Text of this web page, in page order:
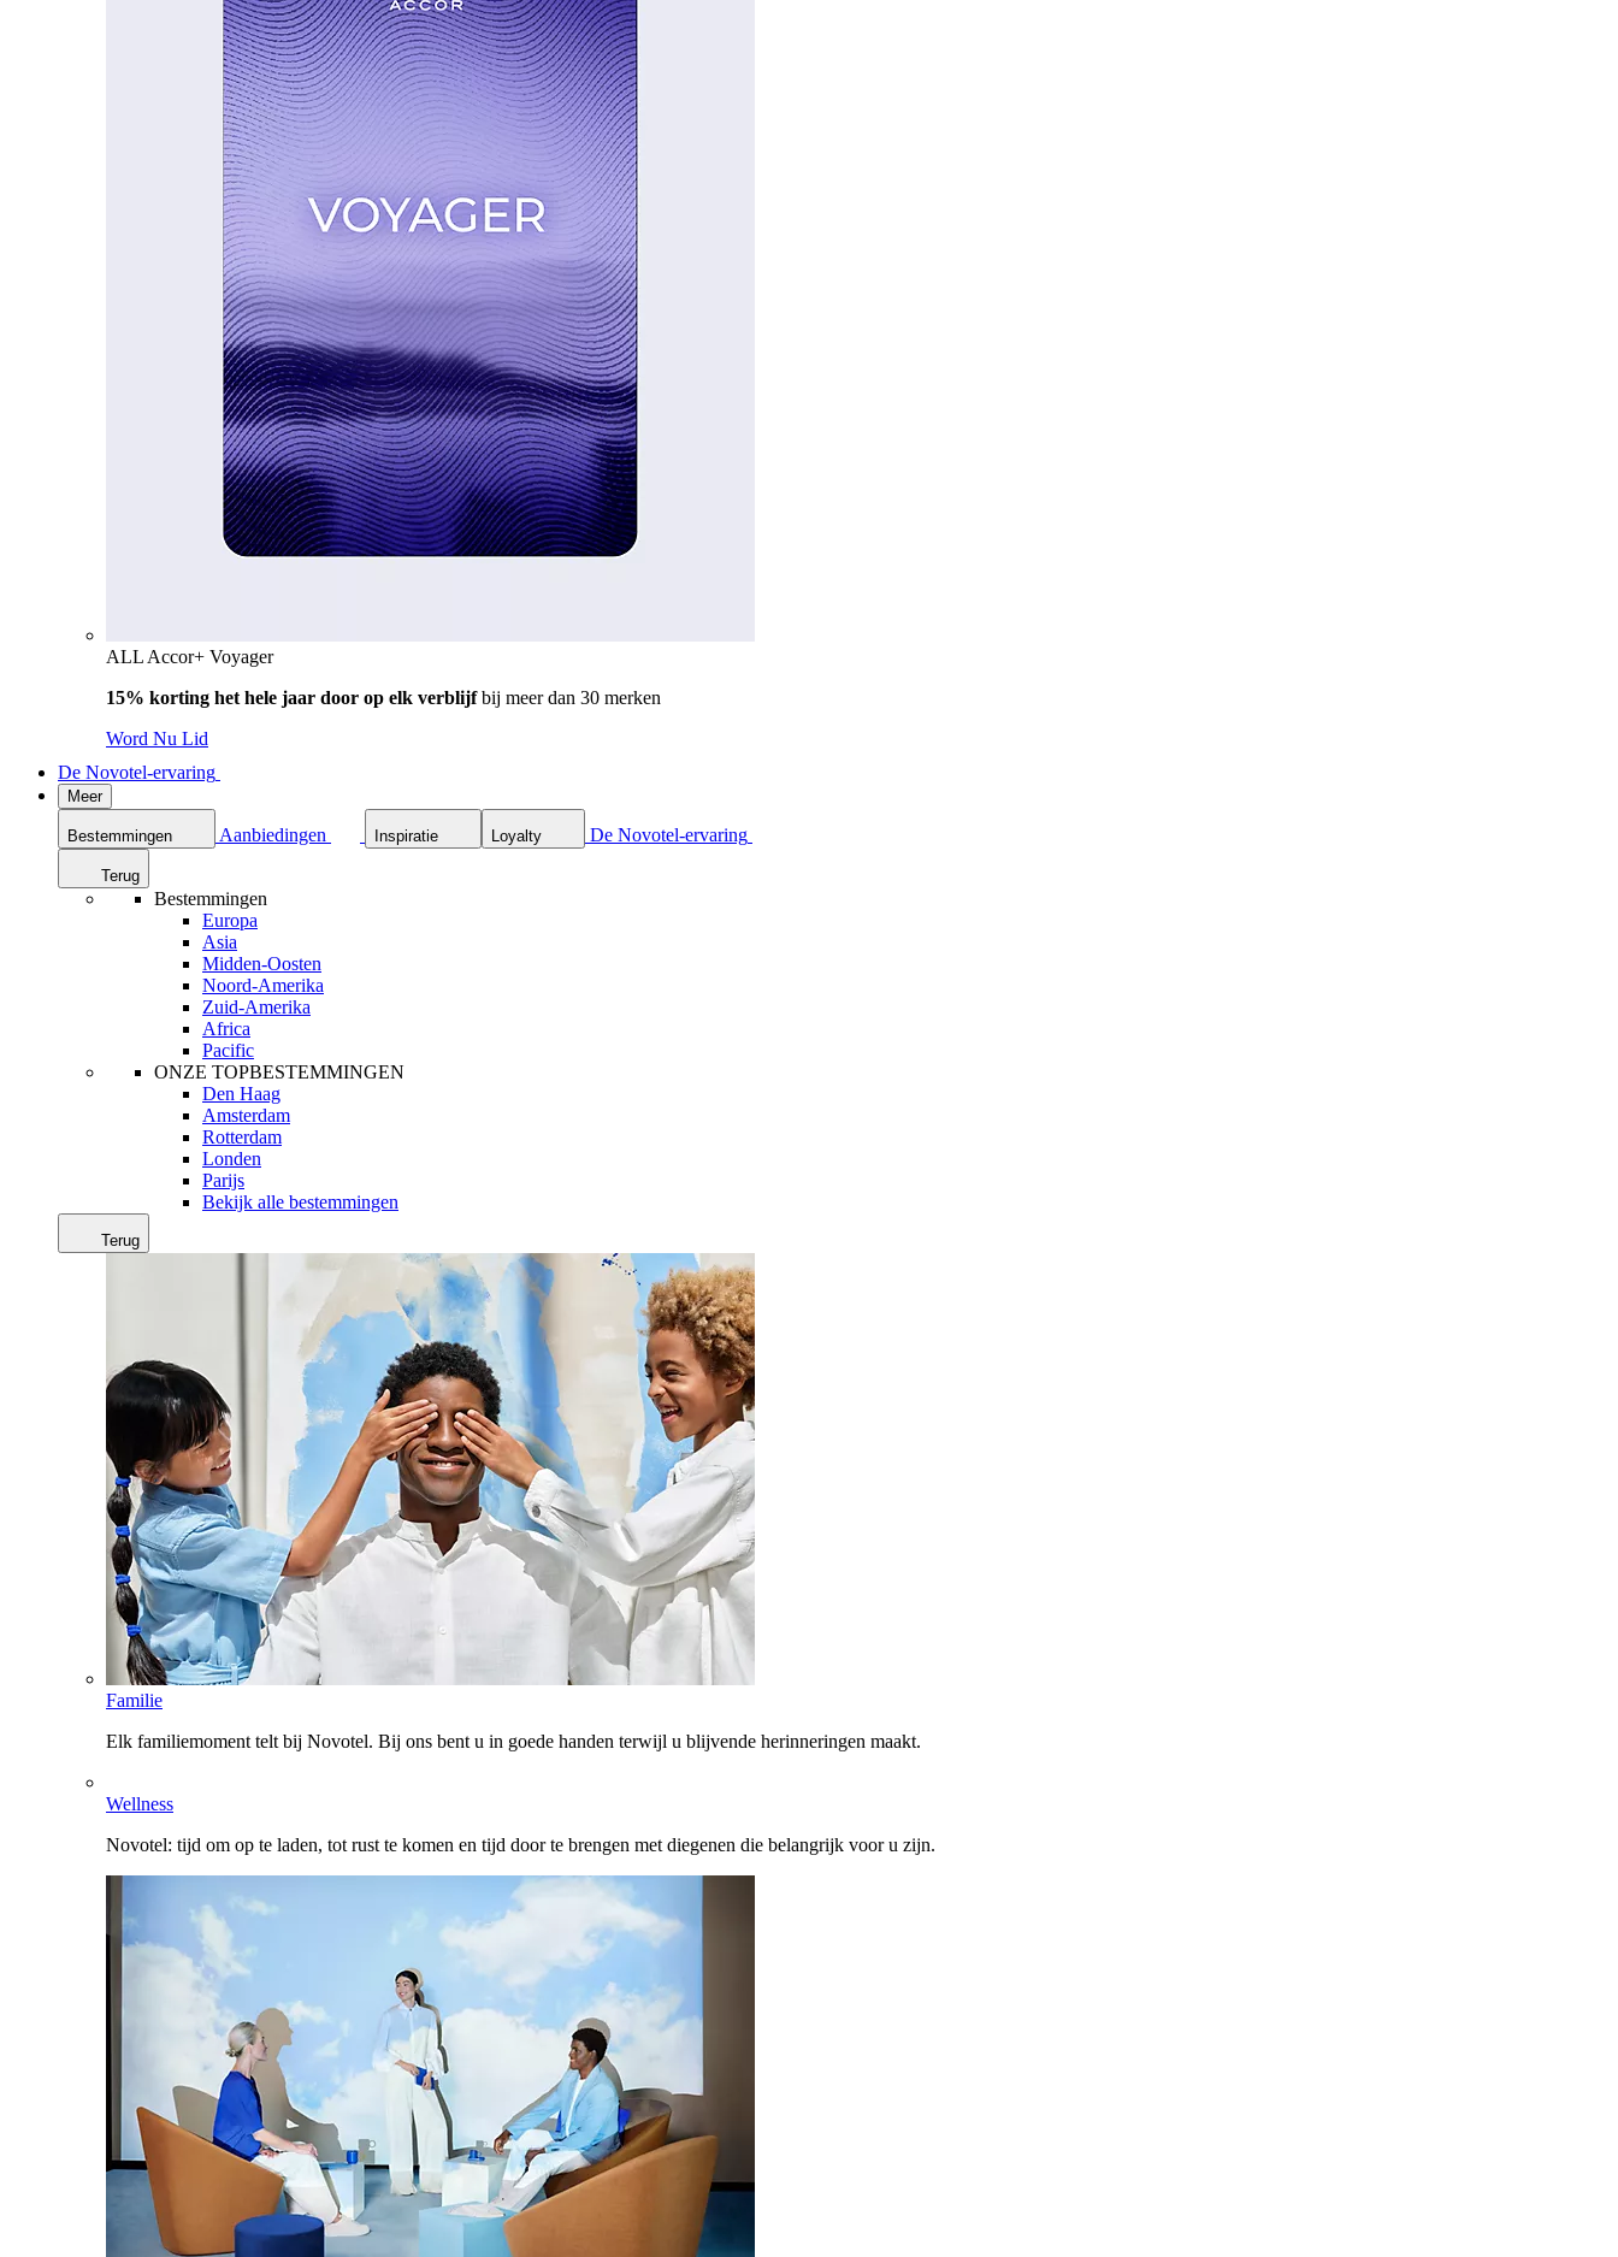
ALL Accor+ Voyager
15% korting het hele jaar door op elk verblijfbij meer dan 30 merken
Word Nu Lid
De Novotel-ervaring
Meer
Bestemmingen Aanbiedingen Inspiratie Loyalty De Novotel-ervaring
Terug
Bestemmingen
Europa
Asia
Midden-Oosten
Noord-Amerika
Zuid-Amerika
Africa
Pacific
ONZE TOPBESTEMMINGEN
Den Haag
Amsterdam
Rotterdam
Londen
Parijs
Bekijk alle bestemmingen
Terug
Familie
Elk familiemoment telt bij Novotel. Bij ons bent u in goede handen terwijl u blijvende herinneringen maakt.
Wellness
Novotel: tijd om op te laden, tot rust te komen en tijd door te brengen met diegenen die belangrijk voor u zijn.